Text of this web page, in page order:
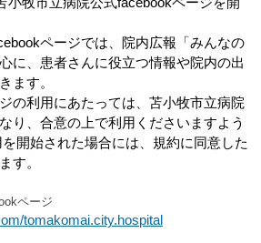
ページでは、院内広報「みんなの
に、患者さんに役立つ情報や院内の出
ます。
の利用にあたっては、苫小牧市立病院
り、合意の上で利用くださいますよう
開始された場合には、規約に同意した
す。
ページ
tomakomai.city.hospital